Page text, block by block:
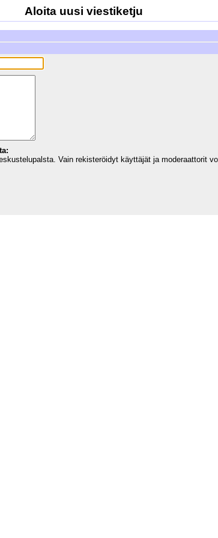
Aloita uusi viestiketju
Vain rekisteröidyt käyttäjät ja moderaattorit